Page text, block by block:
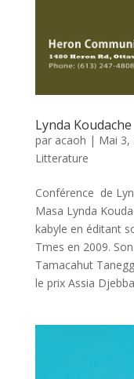
Lynda Koudache
par acaoh | Mai 3,
Litterature
Conférence de
Masa Lynda
kabyle en éditant
Tmes en 2009.
Tamacahut
le prix Assia